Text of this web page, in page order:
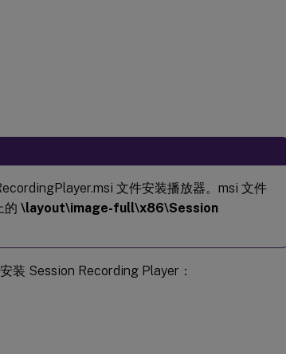
文件安装播放器。msi 文件
的 \layout\image-full\x86\Session
装 Session Recording Player：